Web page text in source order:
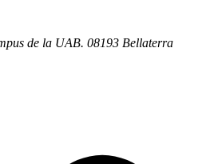
de la UAB. 08193 Bellaterra